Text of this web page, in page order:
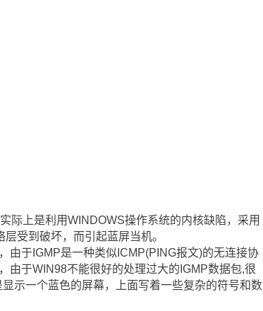
际上是利用WINDOWS操作系统的内核缺陷，采用
受到破坏，而引起蓝屏当机。
由于IGMP是一种类似ICMP(PING报文)的无连接协
由于WIN98不能很好的处理过大的IGMP数据包,很
示一个蓝色的屏幕，上面写着一些复杂的符号和数